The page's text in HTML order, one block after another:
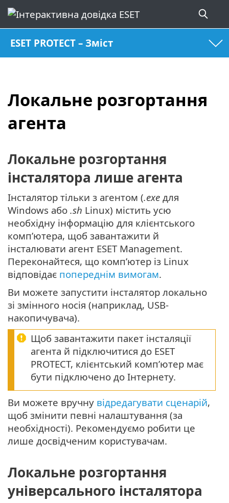
ESET PROTECT – Зміст
Локальне розгортання
агента
Локальне розгортання
інсталятора лише агента
Інсталятор тільки з агентом (.exe для
Windows або .sh Linux) містить усю
необхідну інформацію для клієнтського
комп’ютера, щоб завантажити й
інсталювати агент ESET Management.
Переконайтеся, що комп’ютер із Linux
відповідає попереднім вимогам.
Ви можете запустити інсталятор локально
зі змінного носія (наприклад, USB-
накопичувача).
Щоб завантажити пакет інсталяції
агента й підключитися до ESET
PROTECT, клієнтський комп’ютер має
бути підключено до Інтернету.
Ви можете вручну відредагувати сценарій,
щоб змінити певні налаштування (за
необхідності). Рекомендуємо робити це
лише досвідченим користувачам.
Локальне розгортання
універсального інсталятора